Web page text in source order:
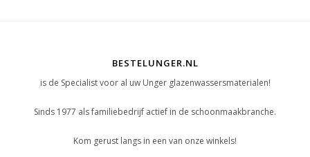
BESTELUNGER.NL
is de Specialist voor al uw Unger glazenwassersmaterialen!
Sinds 1977 als familiebedrijf actief in de schoonmaakbranche.
Kom gerust langs in een van onze winkels!